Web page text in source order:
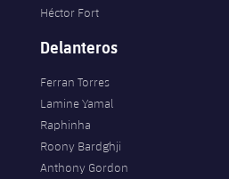
Héctor Fort
Delanteros
Ferran Torres
Lamine Yamal
Raphinha
Roony Bardghji
Anthony Gordon